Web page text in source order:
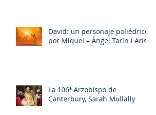
David: un personaje poliédrico,
por Miquel – Àngel Tarín i Arisó
La 106ª Arzobispo de
Canterbury, Sarah Mullally